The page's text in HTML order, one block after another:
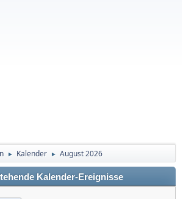
► Kalender ► August 2026
Kalender-Ereignisse